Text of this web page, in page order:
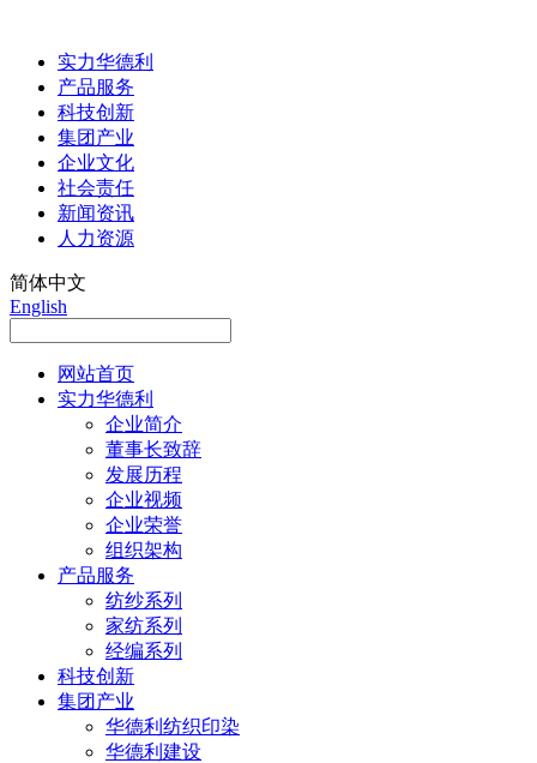
实力华德利
产品服务
科技创新
集团产业
企业文化
社会责任
新闻资讯
人力资源
简体中文
English
网站首页
实力华德利
企业简介
董事长致辞
发展历程
企业视频
企业荣誉
组织架构
产品服务
纺纱系列
家纺系列
经编系列
科技创新
集团产业
华德利纺织印染
华德利建设